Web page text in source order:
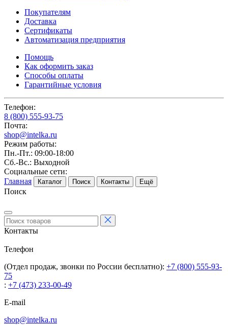
Покупателям
Доставка
Сертификаты
Автоматизация предприятия
Помощь
Как оформить заказ
Способы оплаты
Гарантийные условия
Телефон:
8 (800) 555-93-75
Почта:
shop@intelka.ru
Режим работы:
Пн.-Пт.: 09:00-18:00
Сб.-Вс.: Выходной
Социальные сети:
Главная
Каталог Поиск Контакты Ещё
Поиск
Контакты
Телефон
(Отдел продаж, звонки по России бесплатно): +7 (800) 555-93-
75
: +7 (473) 233-00-49
E-mail
shop@intelka.ru